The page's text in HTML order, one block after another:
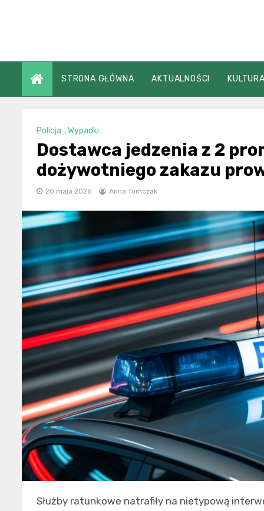
STRONA GŁÓWNA AKTUALNOŚCI
Policja ,Wypadki
Dostawca jedzenia z 2
dożywotniego zakazu
20 maja 2026 Anna Tomczak
Służby ratunkowe natrafiły na nietypową